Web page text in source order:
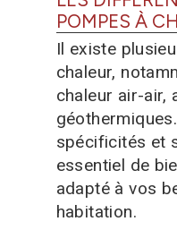
POMPES À
Il existe
chaleur,
chaleur air-air,
spécificités et
essentiel de
adapté à vos
habitation.